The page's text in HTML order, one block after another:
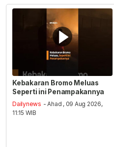
Kebakaran Bromo Meluas
Seperti ini Penampakannya
Dailynews - Ahad , 09 Aug 2026,
11:15 WIB